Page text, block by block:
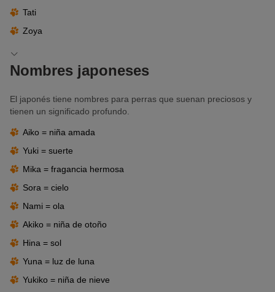
Tati
Zoya
Nombres japoneses
El japonés tiene nombres para perras que suenan preciosos y
tienen un significado profundo.
Aiko = niña amada
Yuki = suerte
Mika = fragancia hermosa
Sora = cielo
Nami = ola
Akiko = niña de otoño
Hina = sol
Yuna = luz de luna
Yukiko = niña de nieve